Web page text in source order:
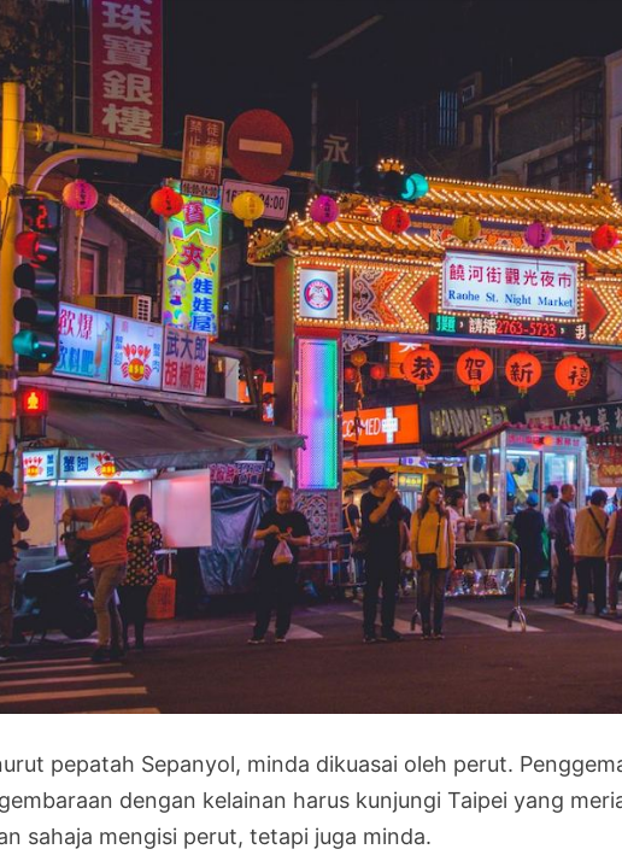
pepatah Sepanyol, minda dikuasai oleh perut.
dengan kelainan harus kunjungi Taipei yang
sahaja mengisi perut, tetapi juga minda.